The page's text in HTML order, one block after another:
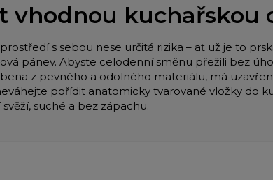
vhodnou kuchařskou
s sebou nese určitá rizika – ať už je to
pánev. Abyste celodenní směnu přežili bez
z pevného a odolného materiálu, má
pořídit anatomicky tvarované vložky do
suché a bez zápachu.